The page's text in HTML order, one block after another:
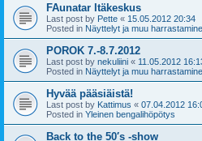
FAunatar Itäkeskus
Last post by Pette « 15.05.2012 20:34
Posted in Näyttelyt ja muu
POROK 7.-8.7.2012
Last post by nekuliini « 11.05.2012
Posted in Näyttelyt ja muu
Hyvää pääsiäistä!
Last post by Kattimus « 07.04.2012
Posted in Yleinen bengalihöpötys
Back to the 50′s -show